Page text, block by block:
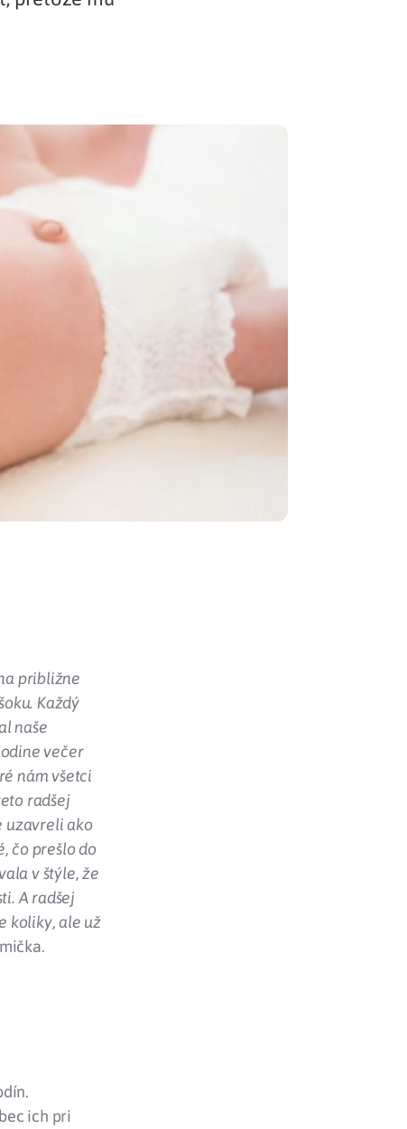
približne
Každý
naše
večer
nám všetci
radšej
uzavreli ako
čo prešlo do
v štýle, že
A radšej
koliky, ale už
ich pri